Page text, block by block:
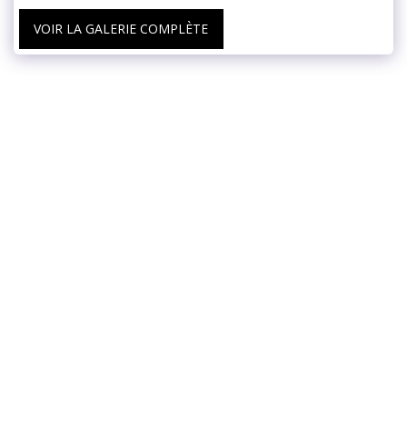
VOIR LA GALERIE COMPLÈTE